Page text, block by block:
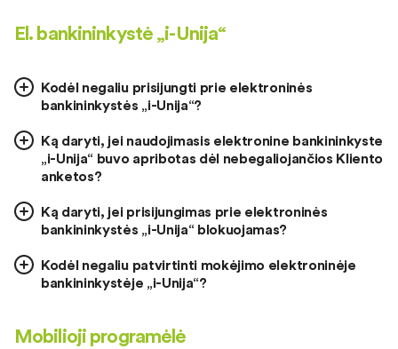
El. bankininkystė „i-Unija“
Kodėl negaliu prisijungti prie elektroninės
bankininkystės „i-Unija“?
Ką daryti, jei naudojimasis elektronine bankininkyste
„i-Unija“ buvo apribotas dėl nebegaliojančios Kliento
anketos?
Ką daryti, jei prisijungimas prie elektroninės
bankininkystės „i-Unija“ blokuojamas?
Kodėl negaliu patvirtinti mokėjimo elektroninėje
bankininkystėje „i-Unija“?
Mobilioji programėlė